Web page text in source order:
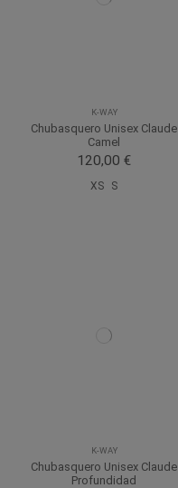
K-WAY
Chubasquero Unisex Claude
Camel
120,00 €
XS S
K-WAY
Chubasquero Unisex Claude
Profundidad